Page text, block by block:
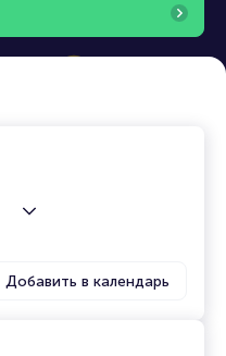
Добавить в календарь